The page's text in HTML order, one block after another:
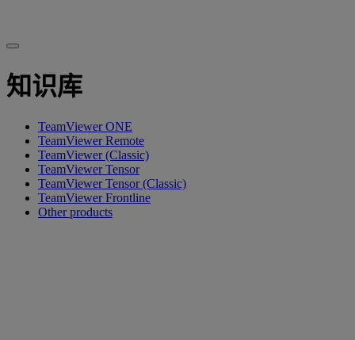
知识库
TeamViewer ONE
TeamViewer Remote
TeamViewer (Classic)
TeamViewer Tensor
TeamViewer Tensor (Classic)
TeamViewer Frontline
Other products